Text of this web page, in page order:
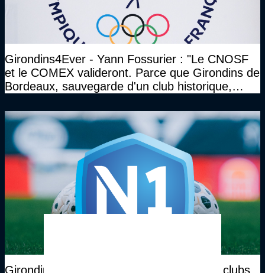
Girondins4Ever - Yann Fossurier : "Le CNOSF
et le COMEX valideront. Parce que Girondins de
Bordeaux, sauvegarde d'un club historique,
Girondins4Ever - Plusieurs présidents de clubs